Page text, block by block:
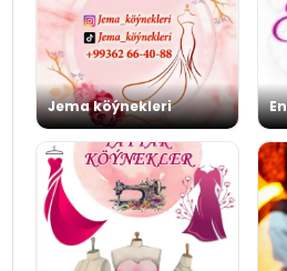
Jema köýnekleri